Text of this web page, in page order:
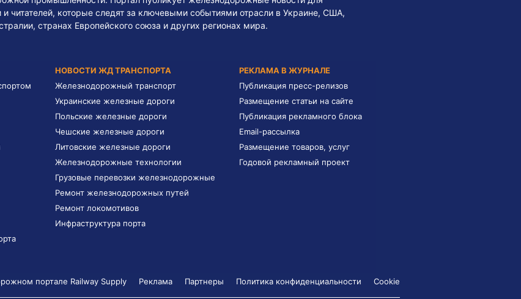
и читателей, которые следят за ключевыми событиями отрасли в Украине, США,
странах Европейского союза и других регионах мира.
НОВОСТИ ЖД ТРАНСПОРТА
Железнодорожный транспорт
Украинские железные дороги
Польские железные дороги
Чешские железные дороги
Литовские железные дороги
Железнодорожные технологии
Грузовые перевозки железнодорожные
Ремонт железнодорожных путей
Ремонт локомотивов
Инфраструктура порта
РЕКЛАМА В ЖУРНАЛЕ
Публикация пресс-релизов
Размещение статьи на сайте
Публикация рекламного блока
Email-рассылка
Размещение товаров, услуг
Годовой рекламный проект
портале Railway Supply Реклама Партнеры Политика конфиденциальности Cookie